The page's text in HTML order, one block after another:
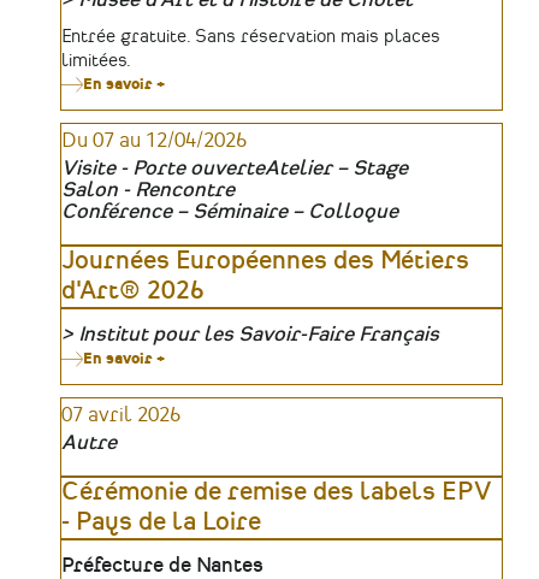
Organisateur
Tarifs
Entrée gratuite. Sans réservation mais places
limitées.
En savoir +
conférences
de
-
Fantaisies
florales
Du 07 au 12/04/2026
Visite - Porte ouverteAtelier – Stage
Salon - Rencontre
Conférence – Séminaire – Colloque
Journées Européennes des Métiers
d'Art® 2026
Organisateur
Institut pour les Savoir-Faire Français
En savoir +
Européennes
des
07 avril 2026
Autre
Cérémonie de remise des labels EPV
- Pays de la Loire
Lieu
Préfecture de Nantes